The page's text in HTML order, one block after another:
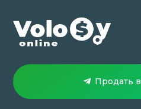
Продать